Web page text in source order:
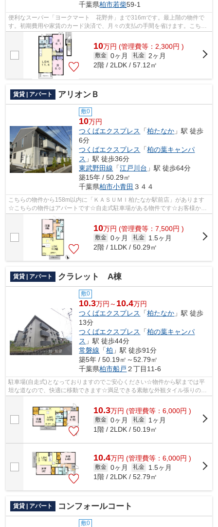
千葉県柏市若柴59-1
便利なスーパー「ヨークマート 花野井」まで316mです。最上階の物件で
す。初期費用や家賃のカード決済で、月々の支払の手間を省けます。こちら
は自走式駐車場付きの物件です。気にな...
10万円 (管理費等：2,300円 )
敷金 0ヶ月 礼金
2ヶ月
2階 / 2LDK / 57.12㎡
賃貸 | アパート アリオンＢ
敷0
10万円
つくばエクスプレス
「柏たなか 」駅 徒歩
6分
つくばエクスプレス
「柏の葉キャンパ
ス 」駅 徒歩36分
東武野田線 「江戸川台 」駅 徒歩64分
築15年 / 50.29㎡
千葉県柏市小青田 ３４４
こちらの物件から158m以内に「ＫＡＳＵＭＩ柏たなか駅前店」があります
☆こちらの物件はアパートです☆自走式駐車場がある物件です☆お客様から
のお問い合わせの多い、敷地内ごみ置き場が...
10万円 (管理費等：7,500円 )
敷金 0ヶ月 礼金
1.5ヶ月
2階 / 1LDK / 50.29㎡
賃貸 | アパート クラレット A棟
敷0
10.3万円～ 10.4万円
つくばエクスプレス
「柏たなか 」駅 徒歩
13分
つくばエクスプレス
「柏の葉キャンパ
ス 」駅 徒歩44分
常磐線 「柏 」駅 徒歩91分
築5年 / 50.19㎡～52.79㎡
千葉県柏市船戸 ２丁目11-6
駐車場(自走式)となっておりますのでご安心ください☆物件から駅までは平
坦な道なので、快適に移動できます☆満足できる素敵な外観タイル張りの物
10.3万円 (管理費等：6,000円 )
敷金 0ヶ月 礼金
1ヶ月
1階 / 2LDK / 50.19㎡
10.4万円 (管理費等：6,000円 )
敷金 0ヶ月 礼金
1.5ヶ月
1階 / 2LDK / 52.79㎡
賃貸 | アパート コンフォールコート
敷0